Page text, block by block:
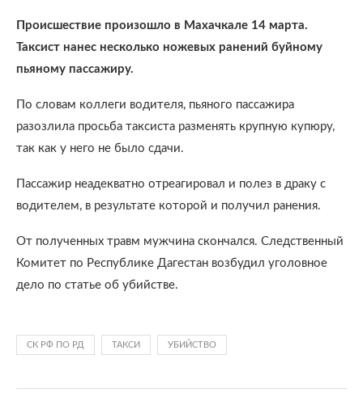
Происшествие произошло в Махачкале 14 марта.
Таксист нанес несколько ножевых ранений буйному
пьяному пассажиру.
По словам коллеги водителя, пьяного пассажира
разозлила просьба таксиста разменять крупную купюру,
так как у него не было сдачи.
Пассажир неадекватно отреагировал и полез в драку с
водителем, в результате которой и получил ранения.
От полученных травм мужчина скончался. Следственный
Комитет по Республике Дагестан возбудил уголовное
дело по статье об убийстве.
СК РФ ПО РД ТАКСИ УБИЙСТВО